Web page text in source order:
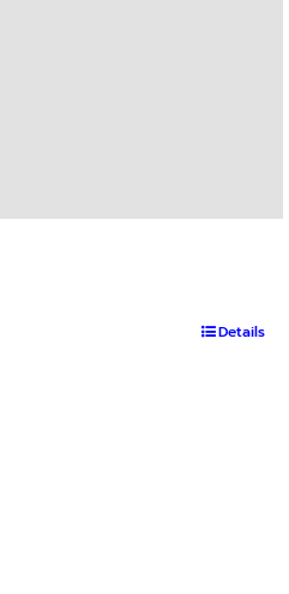
Details